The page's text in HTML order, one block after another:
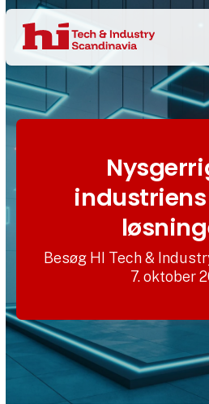
Besøg HI Tech &
7. oktober